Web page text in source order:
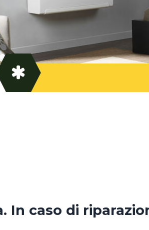
In caso di